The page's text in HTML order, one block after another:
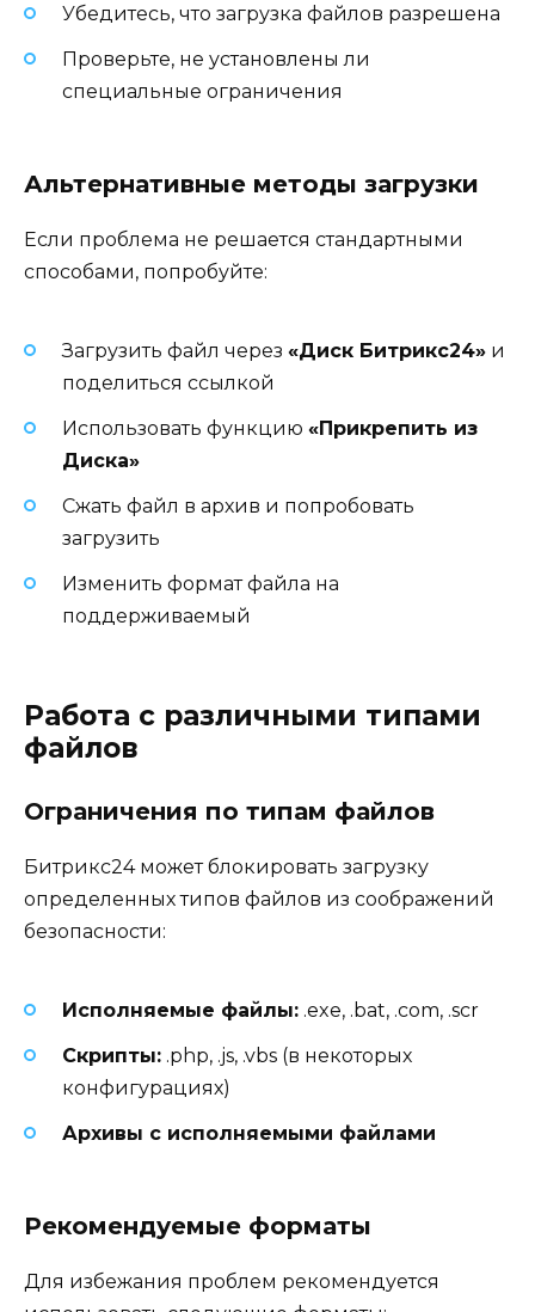
Убедитесь, что загрузка файлов разрешена
Проверьте, не установлены ли
специальные ограничения
Альтернативные методы загрузки
Если проблема не решается стандартными
способами, попробуйте:
Загрузить файл через «Диск Битрикс24» и
поделиться ссылкой
Использовать функцию «Прикрепить из
Диска»
Сжать файл в архив и попробовать
загрузить
Изменить формат файла на
поддерживаемый
Работа с различными типами
файлов
Ограничения по типам файлов
Битрикс24 может блокировать загрузку
определенных типов файлов из соображений
безопасности:
Исполняемые файлы: .exe, .bat, .com, .scr
Скрипты: .php, .js, .vbs (в некоторых
конфигурациях)
Архивы с исполняемыми файлами
Рекомендуемые форматы
Для избежания проблем рекомендуется